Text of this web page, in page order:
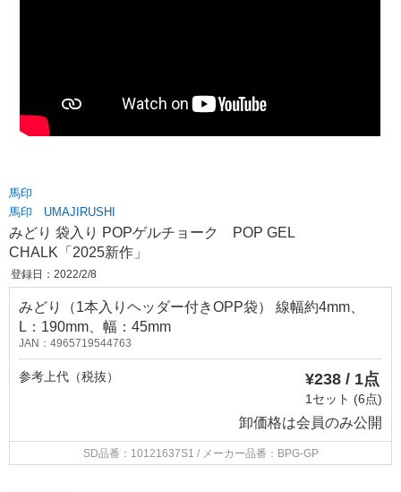
馬印
馬印 UMAJIRUSHI
みどり 袋入り POPゲルチョーク POP GEL
CHALK「2025新作」
登録日：2022/2/8
みどり（1本入りヘッダー付きOPP袋） 線幅約4mm、
L：190mm、幅：45mm
JAN：4965719544763
参考上代（税抜） ¥238 / 1点
1セット (6点)
卸価格は会員のみ公開
SD品番：10121637S1 / メーカー品番：BPG-GP